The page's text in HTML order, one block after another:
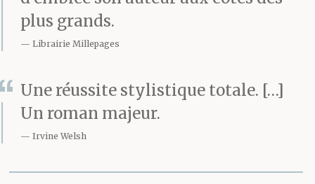
plus grands.
Librairie Millepages
Une réussite stylistique totale. […]
Un roman majeur.
Irvine Welsh